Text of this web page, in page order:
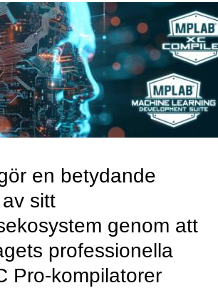
en betydande
sitt
genom att
professionella
Pro-kompilatorer